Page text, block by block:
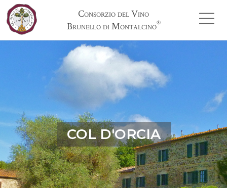
Consorzio del Vino
Brunello di Montalcino®
COL D'ORCIA